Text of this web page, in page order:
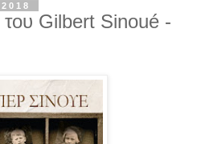
Gilbert Sinoué -